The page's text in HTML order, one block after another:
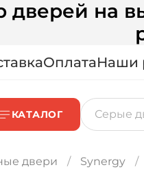
на
ОплатаНаши
КАТАЛОГ
двери Synergy